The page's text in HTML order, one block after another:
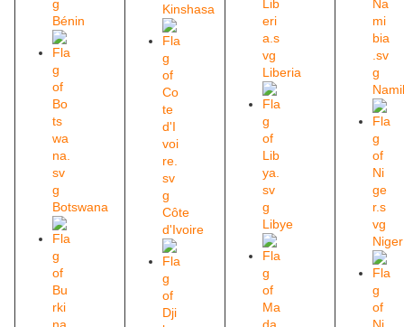
Bénin
Botswana
Kinshasa
Côte
d'Ivoire
Liberia
Libye
Niger